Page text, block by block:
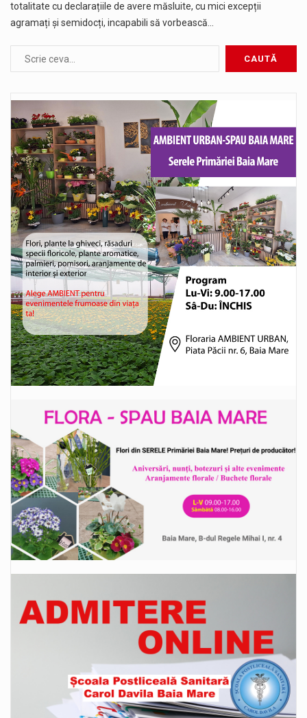
totalitate cu declarațiile de avere măsluite, cu mici excepții
agramați și semidocți, incapabili să vorbească…